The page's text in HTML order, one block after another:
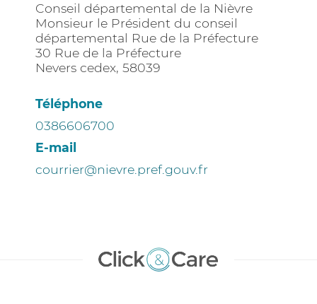
Conseil départemental de la Nièvre
Monsieur le Président du conseil
départemental Rue de la Préfecture
30 Rue de la Préfecture
Nevers cedex, 58039
Téléphone
0386606700
E-mail
courrier@nievre.pref.gouv.fr